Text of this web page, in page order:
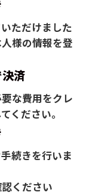
ただけました
様の情報を登
決済
な費用をクレ
ください。
続きを行いま
ください